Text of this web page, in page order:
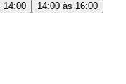
14:00
14:00 às 16:00